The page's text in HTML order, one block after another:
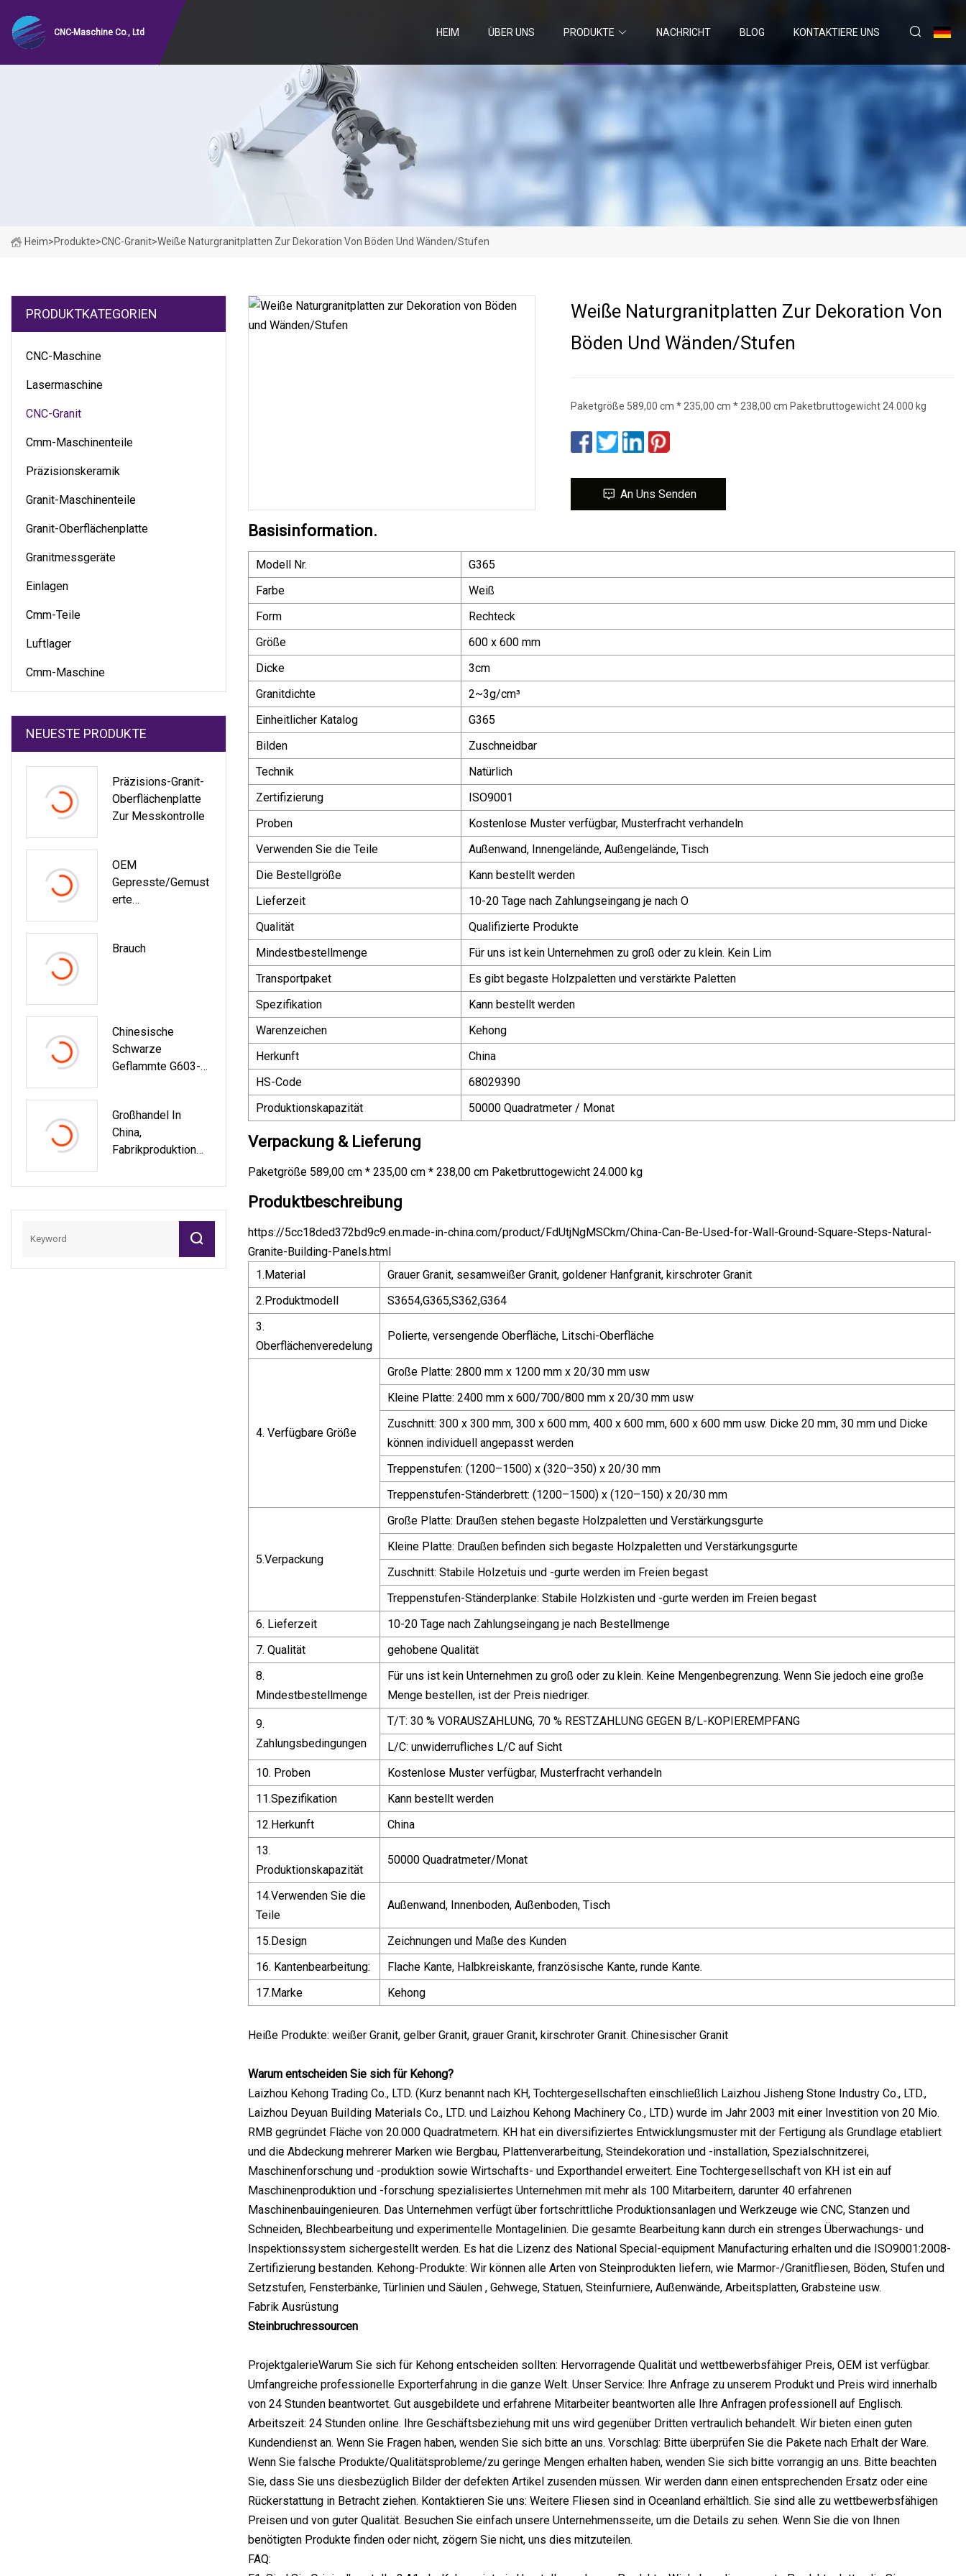
CNC-Maschine Co., Ltd HEIM ÜBER UNS PRODUKTE NACHRICHT BLOG KONTAKTIERE UNS
Heim>Produkte>CNC-Granit>Weiße Naturgranitplatten Zur Dekoration Von Böden Und Wänden/Stufen
PRODUKTKATEGORIEN
CNC-Maschine
Lasermaschine
CNC-Granit
Cmm-Maschinenteile
Präzisionskeramik
Granit-Maschinenteile
Granit-Oberflächenplatte
Granitmessgeräte
Einlagen
Cmm-Teile
Luftlager
Cmm-Maschine
NEUESTE PRODUKTE
Präzisions-Granit-
Oberflächenplatte
Zur Messkontrolle
OEM
Gepresste/gemust
Erte
Stahlstempel/Gest
Brauch
Chinesische
Schwarze
Geflammte G603-
Großhandel In
China,
Fabrikproduktion
Granitzuschlagstoff
Weiße Naturgranitplatten Zur Dekoration Von
Böden Und Wänden/Stufen
Paketgröße 589,00 cm * 235,00 cm * 238,00 cm Paketbruttogewicht 24.000 kg
An Uns Senden
Basisinformation.
Modell Nr.
G365
Farbe
Weiß
Form
Rechteck
Größe
600 x 600 mm
Dicke
3cm
Granitdichte
2~3g/cm³
Einheitlicher Katalog
G365
Bilden
Zuschneidbar
Technik
Natürlich
Zertifizierung
ISO9001
Proben
Kostenlose Muster verfügbar, Musterfracht verhandeln
Verwenden Sie die Teile
Außenwand, Innengelände, Außengelände, Tisch
Die Bestellgröße
Kann bestellt werden
Lieferzeit
10-20 Tage nach Zahlungseingang je nach O
Qualität
Qualifizierte Produkte
Mindestbestellmenge
Für uns ist kein Unternehmen zu groß oder zu klein. Kein Lim
Transportpaket
Es gibt begaste Holzpaletten und verstärkte Paletten
Spezifikation
Kann bestellt werden
Warenzeichen
Kehong
Herkunft
China
HS-Code
68029390
Produktionskapazität
50000 Quadratmeter / Monat
Verpackung & Lieferung
Paketgröße 589,00 cm * 235,00 cm * 238,00 cm Paketbruttogewicht 24.000 kg
Produktbeschreibung
https://5cc18ded372bd9c9.en.made-in-china.com/product/FdUtjNgMSCkm/China-Can-Be-Used-for-Wall-Ground-Square-Steps-Natural-
Granite-Building-Panels.html
1.Material
Grauer Granit, sesamweißer Granit, goldener Hanfgranit, kirschroter Granit
2.Produktmodell
S3654,G365,S362,G364
3.
Oberflächenveredelung
Polierte, versengende Oberfläche, Litschi-Oberfläche
4. Verfügbare Größe
Große Platte: 2800 mm x 1200 mm x 20/30 mm usw
Kleine Platte: 2400 mm x 600/700/800 mm x 20/30 mm usw
Zuschnitt: 300 x 300 mm, 300 x 600 mm, 400 x 600 mm, 600 x 600 mm usw. Dicke 20 mm, 30 mm und Dicke
können individuell angepasst werden
Treppenstufen: (1200–1500) x (320–350) x 20/30 mm
Treppenstufen-Ständerbrett: (1200–1500) x (120–150) x 20/30 mm
5.Verpackung
Große Platte: Draußen stehen begaste Holzpaletten und Verstärkungsgurte
Kleine Platte: Draußen befinden sich begaste Holzpaletten und Verstärkungsgurte
Zuschnitt: Stabile Holzetuis und -gurte werden im Freien begast
Treppenstufen-Ständerplanke: Stabile Holzkisten und -gurte werden im Freien begast
6. Lieferzeit
10-20 Tage nach Zahlungseingang je nach Bestellmenge
7. Qualität
gehobene Qualität
8.
Mindestbestellmenge
Für uns ist kein Unternehmen zu groß oder zu klein. Keine Mengenbegrenzung. Wenn Sie jedoch eine große
Menge bestellen, ist der Preis niedriger.
9.
Zahlungsbedingungen
T/T: 30 % VORAUSZAHLUNG, 70 % RESTZAHLUNG GEGEN B/L-KOPIEREMPFANG
L/C: unwiderrufliches L/C auf Sicht
10. Proben
Kostenlose Muster verfügbar, Musterfracht verhandeln
11.Spezifikation
Kann bestellt werden
12.Herkunft
China
13.
Produktionskapazität
50000 Quadratmeter/Monat
14.Verwenden Sie die
Teile
Außenwand, Innenboden, Außenboden, Tisch
15.Design
Zeichnungen und Maße des Kunden
16. Kantenbearbeitung:
Flache Kante, Halbkreiskante, französische Kante, runde Kante.
17.Marke
Kehong
Heiße Produkte: weißer Granit, gelber Granit, grauer Granit, kirschroter Granit. Chinesischer Granit
Warum entscheiden Sie sich für Kehong?
Laizhou Kehong Trading Co., LTD. (Kurz benannt nach KH, Tochtergesellschaften einschließlich Laizhou Jisheng Stone Industry Co., LTD.,
Laizhou Deyuan BuiIding Materials Co., LTD. und Laizhou Kehong Machinery Co., LTD.) wurde im Jahr 2003 mit einer Investition von 20 Mio.
RMB gegründet Fläche von 20.000 Quadratmetern. KH hat ein diversifiziertes Entwicklungsmuster mit der Fertigung als Grundlage etabliert
und die Abdeckung mehrerer Marken wie Bergbau, Plattenverarbeitung, Steindekoration und -installation, Spezialschnitzerei,
Maschinenforschung und -produktion sowie Wirtschafts- und Exporthandel erweitert. Eine Tochtergesellschaft von KH ist ein auf
Maschinenproduktion und -forschung spezialisiertes Unternehmen mit mehr als 100 Mitarbeitern, darunter 40 erfahrenen
Maschinenbauingenieuren. Das Unternehmen verfügt über fortschrittliche Produktionsanlagen und Werkzeuge wie CNC, Stanzen und
Schneiden, Blechbearbeitung und experimentelle Montagelinien. Die gesamte Bearbeitung kann durch ein strenges Überwachungs- und
Inspektionssystem sichergestellt werden. Es hat die Lizenz des National Special-equipment Manufacturing erhalten und die ISO9001:2008-
Zertifizierung bestanden. Kehong-Produkte: Wir können alle Arten von Steinprodukten liefern, wie Marmor-/Granitfliesen, Böden, Stufen und
Setzstufen, Fensterbänke, Türlinien und Säulen , Gehwege, Statuen, Steinfurniere, Außenwände, Arbeitsplatten, Grabsteine ​​usw.
Fabrik Ausrüstung
Steinbruchressourcen
ProjektgalerieWarum Sie sich für Kehong entscheiden sollten: Hervorragende Qualität und wettbewerbsfähiger Preis, OEM ist verfügbar.
Umfangreiche professionelle Exporterfahrung in die ganze Welt. Unser Service: Ihre Anfrage zu unserem Produkt und Preis wird innerhalb
von 24 Stunden beantwortet. Gut ausgebildete und erfahrene Mitarbeiter beantworten alle Ihre Anfragen professionell auf Englisch.
Arbeitszeit: 24 Stunden online. Ihre Geschäftsbeziehung mit uns wird gegenüber Dritten vertraulich behandelt. Wir bieten einen guten
Kundendienst an. Wenn Sie Fragen haben, wenden Sie sich bitte an uns. Vorschlag: Bitte überprüfen Sie die Pakete nach Erhalt der Ware.
Wenn Sie falsche Produkte/Qualitätsprobleme/zu geringe Mengen erhalten haben, wenden Sie sich bitte vorrangig an uns. Bitte beachten
Sie, dass Sie uns diesbezüglich Bilder der defekten Artikel zusenden müssen. Wir werden dann einen entsprechenden Ersatz oder eine
Rückerstattung in Betracht ziehen. Kontaktieren Sie uns: Weitere Fliesen sind in Oceanland erhältlich. Sie sind alle zu wettbewerbsfähigen
Preisen und von guter Qualität. Besuchen Sie einfach unsere Unternehmensseite, um die Details zu sehen. Wenn Sie die von Ihnen
benötigten Produkte finden oder nicht, zögern Sie nicht, uns dies mitzuteilen.
FAQ: